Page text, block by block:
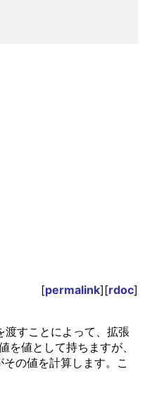
[permalink][rdoc]
すことによって、拡張
値として持ちますが、
その値を計算します。こ